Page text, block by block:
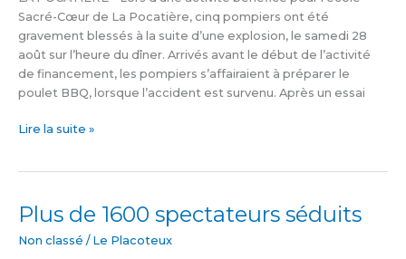
Sacré-Cœur de La Pocatière, cinq pompiers ont été
gravement blessés à la suite d’une explosion, le samedi 28
août sur l’heure du dîner. Arrivés avant le début de l’activité
de financement, les pompiers s’affairaient à préparer le
poulet BBQ, lorsque l’accident est survenu. Après un essai
Pocatière
Lire la suite »
Plus de 1600 spectateurs séduits
Non classé / Le Placoteux
Plus
1600